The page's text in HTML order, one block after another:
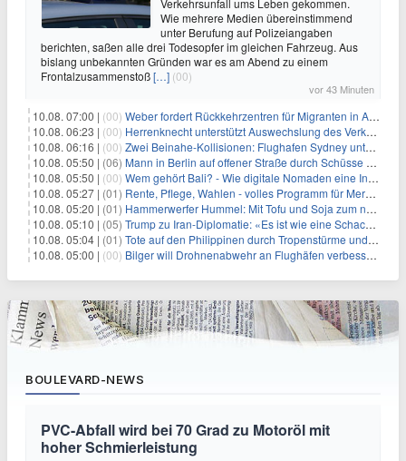
Verkehrsunfall ums Leben gekommen.
Wie mehrere Medien übereinstimmend
unter Berufung auf Polizeiangaben
berichten, saßen alle drei Todesopfer im gleichen Fahrzeug. Aus
bislang unbekannten Gründen war es am Abend zu einem
Frontalzusammenstoß[…] (00)
vor 43 Minuten
10.08. 07:00 | (00) Weber fordert Rückkehrzentren für Migranten in Afrika
10.08. 06:23 | (00) Herrenknecht unterstützt Auswechslung des Verkehrsministers
10.08. 06:16 | (00) Zwei Beinahe-Kollisionen: Flughafen Sydney unter Druck
10.08. 05:50 | (06) Mann in Berlin auf offener Straße durch Schüsse getötet
10.08. 05:50 | (00) Wem gehört Bali? - Wie digitale Nomaden eine Insel verändern
10.08. 05:27 | (01) Rente, Pflege, Wahlen - volles Programm für Merz im Herbst
10.08. 05:20 | (01) Hammerwerfer Hummel: Mit Tofu und Soja zum nächsten Coup?
10.08. 05:10 | (05) Trump zu Iran-Diplomatie: «Es ist wie eine Schachpartie»
10.08. 05:04 | (01) Tote auf den Philippinen durch Tropenstürme und Monsun
10.08. 05:00 | (00) Bilger will Drohnenabwehr an Flughäfen verbessern
BOULEVARD-NEWS
PVC-Abfall wird bei 70 Grad zu Motoröl mit
hoher Schmierleistung